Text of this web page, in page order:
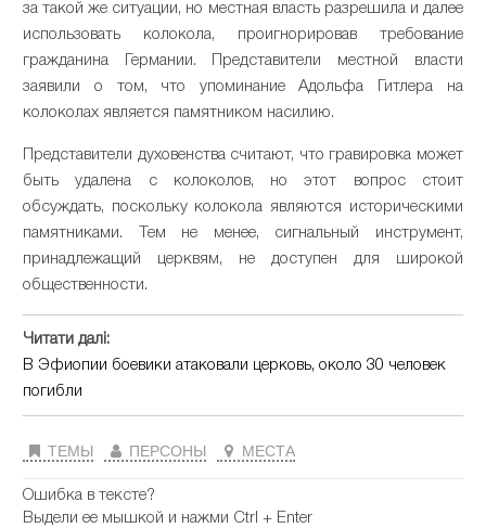
за такой же ситуации, но местная власть разрешила и далее
использовать колокола, проигнорировав требование
гражданина Германии. Представители местной власти
заявили о том, что упоминание Адольфа Гитлера на
колоколах является памятником насилию.
Представители духовенства считают, что гравировка может
быть удалена с колоколов, но этот вопрос стоит
обсуждать, поскольку колокола являются историческими
памятниками. Тем не менее, сигнальный инструмент,
принадлежащий церквям, не доступен для широкой
общественности.
Читати далі:
В Эфиопии боевики атаковали церковь, около 30 человек
погибли
ТЕМЫ ПЕРСОНЫ МЕСТА
Ошибка в тексте?
Выдели ее мышкой и нажми Ctrl + Enter